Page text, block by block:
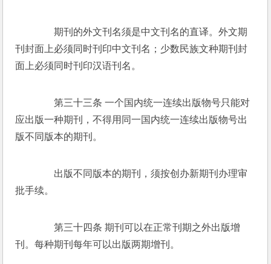
期刊的外文刊名须是中文刊名的直译。外文期
刊封面上必须同时刊印中文刊名；少数民族文种期刊封
面上必须同时刊印汉语刊名。
第三十三条 一个国内统一连续出版物号只能对
应出版一种期刊，不得用同一国内统一连续出版物号出
版不同版本的期刊。
出版不同版本的期刊，须按创办新期刊办理审
批手续。
第三十四条 期刊可以在正常刊期之外出版增
刊。每种期刊每年可以出版两期增刊。